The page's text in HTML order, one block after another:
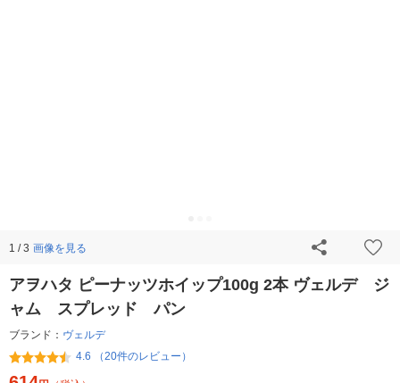
1 / 3 画像を見る
アヲハタ ピーナッツホイップ100g 2本 ヴェルデ ジ
ャム スプレッド パン
ブランド： ヴェルデ
4.6 （20件のレビュー）